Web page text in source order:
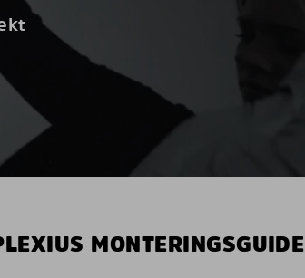
MONTERINGSGUIDE